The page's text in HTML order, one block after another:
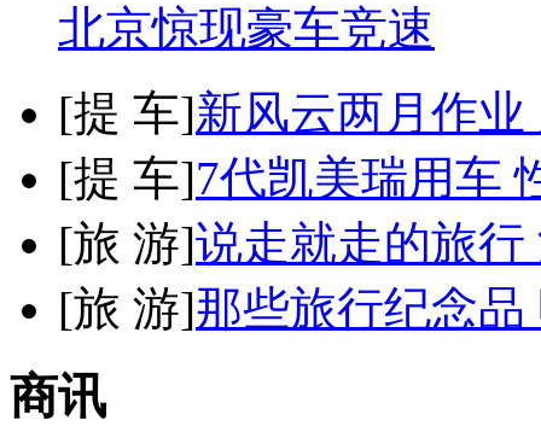
北京惊现豪车竞速
[提 车]新风云两月作
[提 车]7代凯美瑞用车
[旅 游]说走就走的旅
[旅 游]那些旅行纪念
商讯